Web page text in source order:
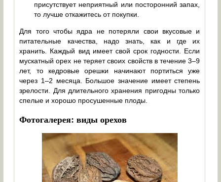
присутствует неприятный или посторонний запах,
то лучше откажитесь от покупки.
Для того чтобы ядра не потеряли свои вкусовые и
питательные качества, надо знать, как и где их
хранить. Каждый вид имеет свой срок годности. Если
мускатный орех не теряет своих свойств в течение 3–9
лет, то кедровые орешки начинают портиться уже
через 1–2 месяца. Большое значение имеет степень
зрелости. Для длительного хранения пригодны только
спелые и хорошо просушенные плоды.
Фотогалерея: виды орехов